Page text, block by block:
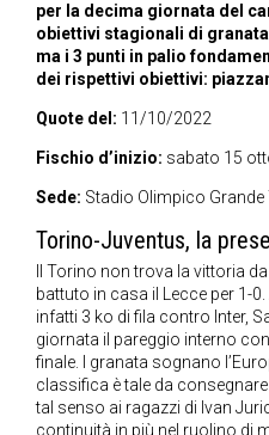
per la decima giornata del
obiettivi stagionali di
ma i 3 punti in palio
dei rispettivi obiettivi:
Quote del: 11/10/2022
Fischio d’inizio: sabato 15
Sede: Stadio Olimpico
Torino-Juventus, la
Il Torino non trova la vittoria
battuto in casa il Lecce per 1-
infatti 3 ko di fila contro Inter,
giornata il pareggio interno
finale. I granata sognano
classifica è tale da
tal senso ai ragazzi di Ivan
continuità in più nel ruolino di